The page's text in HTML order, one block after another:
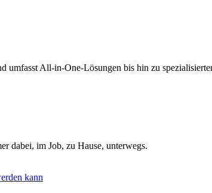
All-in-One-Lösungen bis hin zu
dabei, im Job, zu Hause, unterwegs.